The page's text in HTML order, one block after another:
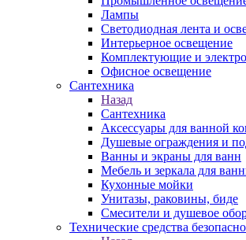
Лампы
Светодиодная лента и
Интерьерное освещение
Комплектующие и
Офисное освещение
Сантехника
Назад
Сантехника
Аксессуары для ванной
Душевые ограждения и
Ванны и экраны для ванн
Мебель и зеркала для
Кухонные мойки
Унитазы, раковины, биде
Смесители и душевое
Технические средства